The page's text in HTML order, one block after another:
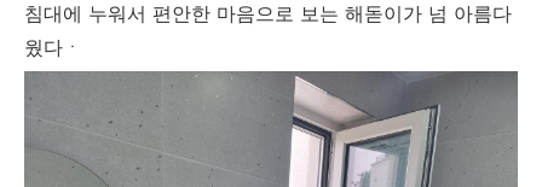
침대에 누워서 편안한 마음으로 보는 해돋이가 넘 아름다
웠다ㆍ